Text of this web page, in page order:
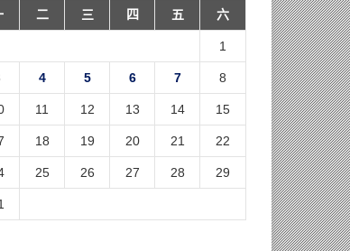
二 三 四 五 六
1
4 5 6 7 8
11 12 13 14 15
18 19 20 21 22
25 26 27 28 29